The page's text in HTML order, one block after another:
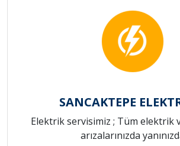
SANCAKTEPE
Elektrik servisimiz ; Tüm elektrik
arızalarınızda